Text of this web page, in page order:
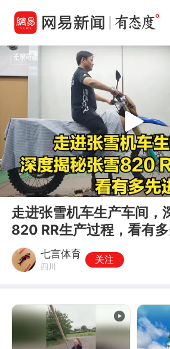
00:00
Play
走进张雪机车生产车间，
820 RR生产过程，看有
七言体育
四川
关注